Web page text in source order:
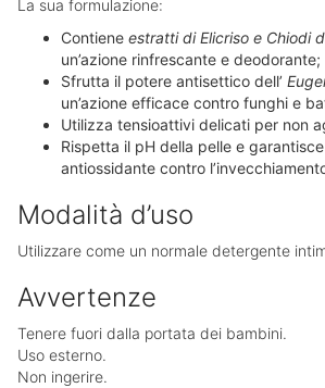
La sua formulazione:
Contiene estratti di Elicriso e Chiodi
un’azione rinfrescante e deodorante;
Sfrutta il potere antisettico dell’
un’azione efficace contro funghi e
Utilizza tensioattivi delicati per non
Rispetta il pH della pelle e
antiossidante contro
Modalità d’uso
Utilizzare come un normale detergente
Avvertenze
Tenere fuori dalla portata dei bambini.
Uso esterno.
Non ingerire.